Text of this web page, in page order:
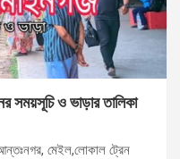
সময়সূচি ও ভাড়ার তালিকা
মেইল,লোকাল ট্রেন